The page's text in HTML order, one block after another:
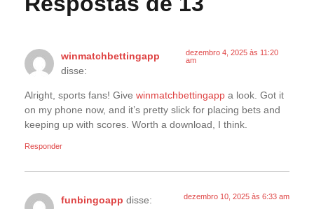
winmatchbettingapp
disse:
dezembro 4, 2025 às 11:20
am
Alright, sports fans! Give winmatchbettingapp a look. Got it
on my phone now, and it’s pretty slick for placing bets and
keeping up with scores. Worth a download, I think.
Responder
funbingoapp disse: dezembro 10, 2025 às 6:33 am